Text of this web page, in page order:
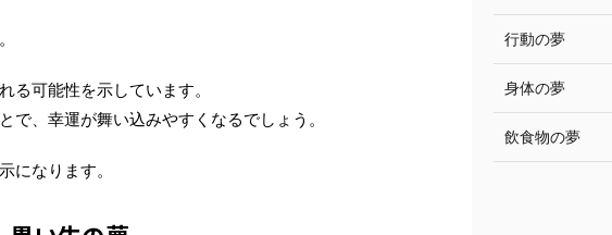
る可能性を示しています。
、幸運が舞い込みやすくなるでしょう。
になります。
行動の夢
身体の夢
飲食物の夢